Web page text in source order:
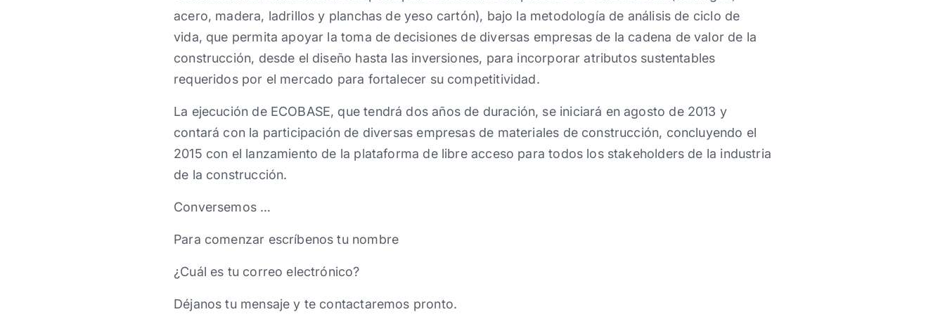
acero, madera, ladrillos y planchas de yeso cartón), bajo la metodología de análisis de ciclo de
vida, que permita apoyar la toma de decisiones de diversas empresas de la cadena de valor de la
construcción, desde el diseño hasta las inversiones, para incorporar atributos sustentables
requeridos por el mercado para fortalecer su competitividad.
La ejecución de ECOBASE, que tendrá dos años de duración, se iniciará en agosto de 2013 y
contará con la participación de diversas empresas de materiales de construcción, concluyendo el
2015 con el lanzamiento de la plataforma de libre acceso para todos los stakeholders de la industria
de la construcción.
Conversemos …
Para comenzar escríbenos tu nombre
¿Cuál es tu correo electrónico?
Déjanos tu mensaje y te contactaremos pronto.